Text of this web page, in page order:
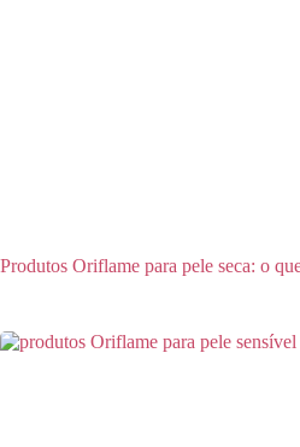
Produtos Oriflame para pele seca: o